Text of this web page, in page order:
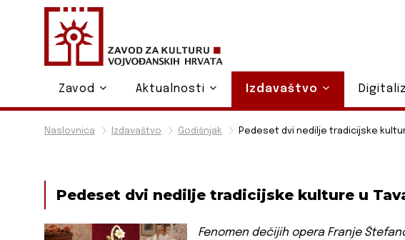
Naslovnica Izdavaštvo Godišnjak Pedeset dvi nedilje tradicijske
Pedeset dvi nedilje tradicijske kulture u
Fenomen dečijih opera Franje
Zavod Aktualnosti Izdavaštvo